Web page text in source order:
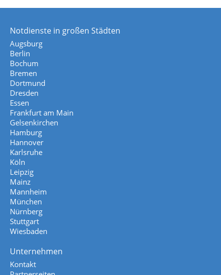
Notdienste in großen Städten
Augsburg
Berlin
Bochum
Bremen
Dortmund
Dresden
Essen
Frankfurt am Main
Gelsenkirchen
Hamburg
Hannover
Karlsruhe
Köln
Leipzig
Mainz
Mannheim
München
Nürnberg
Stuttgart
Wiesbaden
Unternehmen
Kontakt